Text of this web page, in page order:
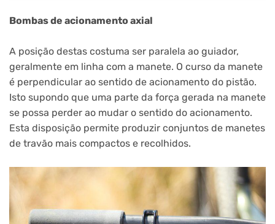
Bombas de acionamento axial
A posição destas costuma ser paralela ao guiador,
geralmente em linha com a manete. O curso da manete
é perpendicular ao sentido de acionamento do pistão.
Isto supondo que uma parte da força gerada na manete
se possa perder ao mudar o sentido do acionamento.
Esta disposição permite produzir conjuntos de manetes
de travão mais compactos e recolhidos.